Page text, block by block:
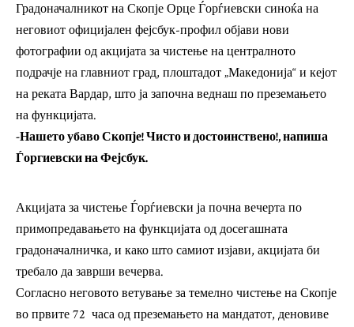
Градоначалникот на Скопје Орце Ѓорѓиевски синоќа на
неговиот официјален фејсбук-профил објави нови
фотографии од акцијата за чистење на централното
подрачје на главниот град, плоштадот „Македонија“ и кејот
на реката Вардар, што ја започна веднаш по преземањето
на функцијата.
-Нашето убаво Скопје! Чисто и достоинствено!, напиша
Ѓоргиевски на Фејсбук.
Акцијата за чистење Ѓорѓиевски ја почна вечерта по
примопредавањето на функцијата од досегашната
градоначалничка, и како што самиот изјави, акцијата би
требало да заврши вечерва.
Согласно неговото ветување за темелно чистење на Скопје
во првите 72 часа од преземањето на мандатот, деновиве